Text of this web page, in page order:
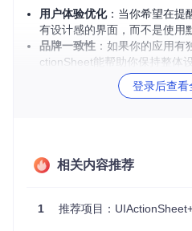
用户体验优化：当你希望在提
有设计感的界面，而不是使用
品牌一致性 ：如果你的应用
ctionSheet能帮助你保持整体
：当系统默认的行
过自定义RDActionSheet的行
易集成
高度可定制：你可以自定义
登录后查看
相关内容推荐
1 推荐项目：